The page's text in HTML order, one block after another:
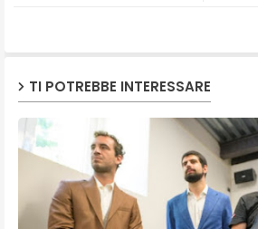
TI POTREBBE INTERESSARE